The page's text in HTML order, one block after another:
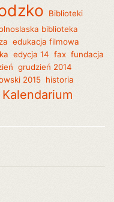
Biblioteki
biblioteka
edukacja filmowa
edycja 14 fax fundacja
grudzień 2014
2015 historia
Kalendarium